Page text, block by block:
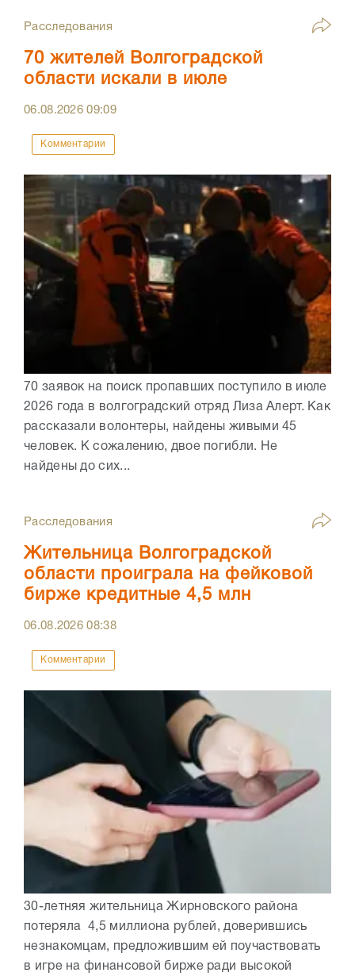
Расследования
70 жителей Волгоградской
области искали в июле
06.08.202609:09
Комментарии
70 заявок на поиск пропавших поступило в июле
2026 года в волгоградский отряд Лиза Алерт. Как
рассказали волонтеры, найдены живыми 45
человек. К сожалению, двое погибли. Не
найдены до сих...
Расследования
Жительница Волгоградской
области проиграла на фейковой
бирже кредитные 4,5 млн
06.08.202608:38
Комментарии
30-летняя жительница Жирновского района
потеряла 4,5 миллиона рублей, доверившись
незнакомцам, предложившим ей поучаствовать
в игре на финансовой бирже ради высокой